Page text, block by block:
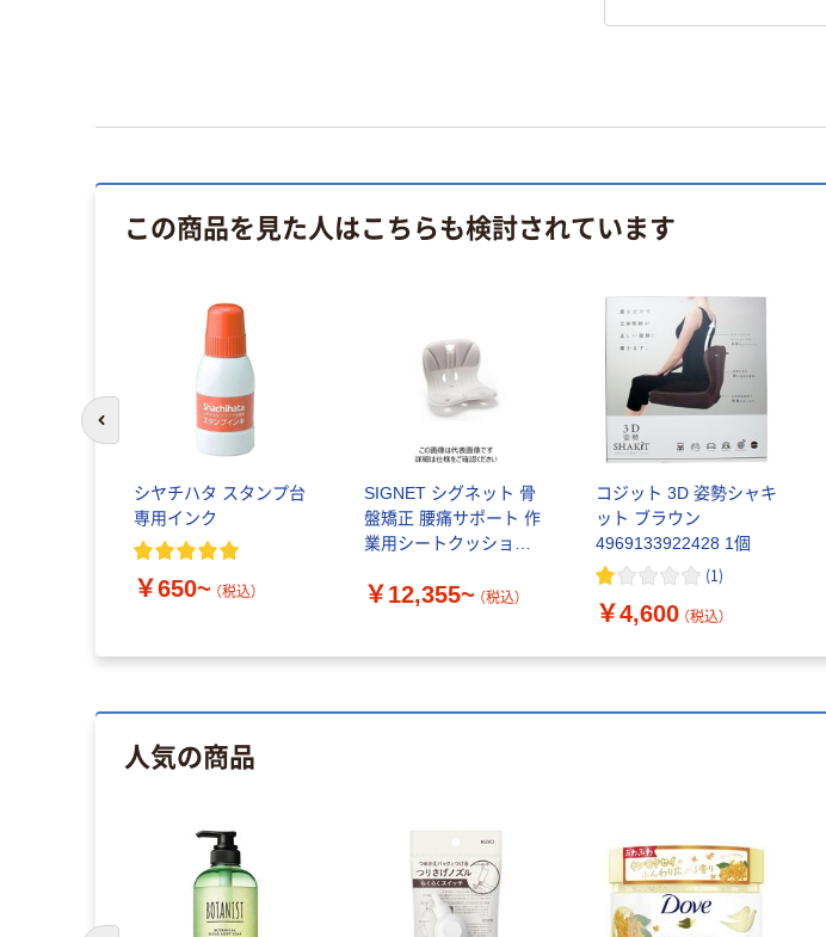
この商品を見た人はこちらも検討されています
シヤチハタ スタンプ台
専用インク
￥650~ （税込）
SIGNET シグネット 骨
盤矯正 腰痛サポート 作
業用シートクッション
ワイドタイプ
￥12,355~ （税込）
コジット 3D 姿勢シャキ
ット ブラウン
4969133922428 1個
(1)
￥4,600 （税込）
前のスライドへ
人気の商品